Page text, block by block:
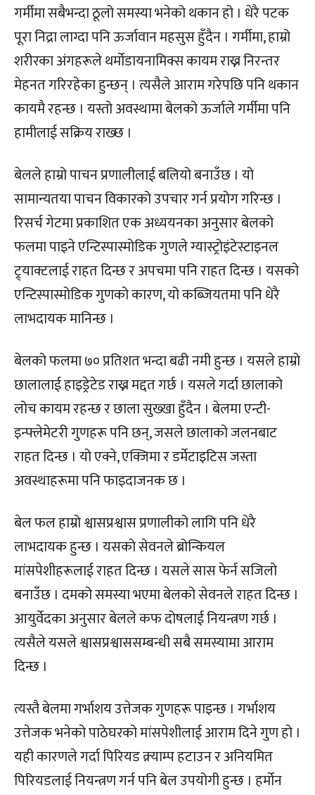
गर्मीमा सबैभन्दा ठूलो समस्या भनेको थकान हो । धेरै पटक
पूरा निद्रा लाग्दा पनि ऊर्जावान महसुस हुँदैन । गर्मीमा, हाम्रो
शरीरका अंगहरूले थर्मोडायनामिक्स कायम राख्न निरन्तर
मेहनत गरिरहेका हुन्छन् । त्यसैले आराम गरेपछि पनि थकान
कायमै रहन्छ । यस्तो अवस्थामा बेलको ऊर्जाले गर्मीमा पनि
हामीलाई सक्रिय राख्छ ।
बेलले हाम्रो पाचन प्रणालीलाई बलियो बनाउँछ । यो
सामान्यतया पाचन विकारको उपचार गर्न प्रयोग गरिन्छ ।
रिसर्च गेटमा प्रकाशित एक अध्ययनका अनुसार बेलको
फलमा पाइने एन्टिस्पास्मोडिक गुणले ग्यास्ट्रोइंटेस्टाइनल
ट्र्याक्टलाई राहत दिन्छ र अपचमा पनि राहत दिन्छ । यसको
एन्टिस्पास्मोडिक गुणको कारण, यो कब्जियतमा पनि धेरै
लाभदायक मानिन्छ ।
बेलको फलमा ७० प्रतिशत भन्दा बढी नमी हुन्छ । यसले हाम्रो
छालालाई हाइड्रेटेड राख्न मद्दत गर्छ । यसले गर्दा छालाको
लोच कायम रहन्छ र छाला सुख्खा हुँदैन । बेलमा एन्टी-
इन्फ्लेमेटरी गुणहरू पनि छन्, जसले छालाको जलनबाट
राहत दिन्छ । यो एक्ने, एक्जिमा र डर्मेटाइटिस जस्ता
अवस्थाहरूमा पनि फाइदाजनक छ ।
बेल फल हाम्रो श्वासप्रश्वास प्रणालीको लागि पनि धेरै
लाभदायक हुन्छ । यसको सेवनले ब्रोन्कियल
मांसपेशीहरूलाई राहत दिन्छ । यसले सास फेर्न सजिलो
बनाउँछ । दमको समस्या भएमा बेलको सेवनले राहत दिन्छ ।
आयुर्वेदका अनुसार बेलले कफ दोषलाई नियन्त्रण गर्छ ।
त्यसैले यसले श्वासप्रश्वाससम्बन्धी सबै समस्यामा आराम
दिन्छ ।
त्यस्तै बेलमा गर्भाशय उत्तेजक गुणहरू पाइन्छ । गर्भाशय
उत्तेजक भनेको पाठेघरको मांसपेशीलाई आराम दिने गुण हो ।
यही कारणले गर्दा पिरियड क्र्याम्प हटाउन र अनियमित
पिरियडलाई नियन्त्रण गर्न पनि बेल उपयोगी हुन्छ । हर्मोन